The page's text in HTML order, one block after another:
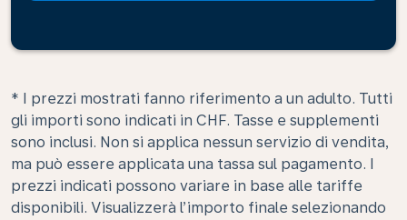
* I prezzi mostrati fanno riferimento a un adulto. Tutti
gli importi sono indicati in CHF. Tasse e supplementi
sono inclusi. Non si applica nessun servizio di vendita,
ma può essere applicata una tassa sul pagamento. I
prezzi indicati possono variare in base alle tariffe
disponibili. Visualizzerà l’importo finale selezionando